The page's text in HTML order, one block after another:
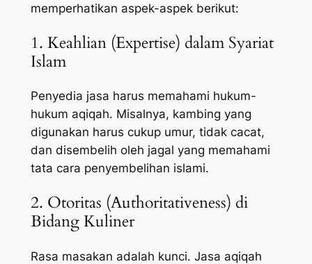
memperhatikan aspek-aspek berikut:
1. Keahlian (Expertise) dalam Syariat
Islam
Penyedia jasa harus memahami hukum-
hukum aqiqah. Misalnya, kambing yang
digunakan harus cukup umur, tidak cacat,
dan disembelih oleh jagal yang memahami
tata cara penyembelihan islami.
2. Otoritas (Authoritativeness) di
Bidang Kuliner
Rasa masakan adalah kunci. Jasa aqiqah